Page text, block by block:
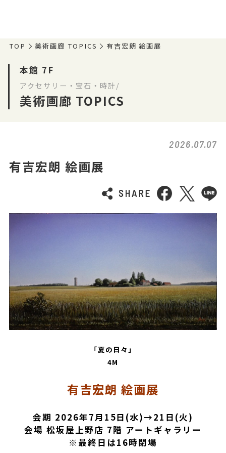
TOP 美術画廊 TOPICS 有吉宏朗 絵画展
本館 7F
アクセサリー・宝石・時計/
美術画廊 TOPICS
2026.07.07
有吉宏朗 絵画展
「夏の日々」
4M
有吉宏朗 絵画展
会期 2026年7月15日(水)→21日(火)
会場 松坂屋上野店 7階 アートギャラリー
※最終日は16時閉場